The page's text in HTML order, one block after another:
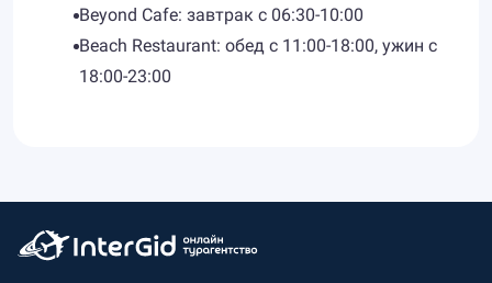
Beyond Cafe: завтрак с 06:30-10:00
Beach Restaurant: обед с 11:00-18:00, ужин с
18:00-23:00